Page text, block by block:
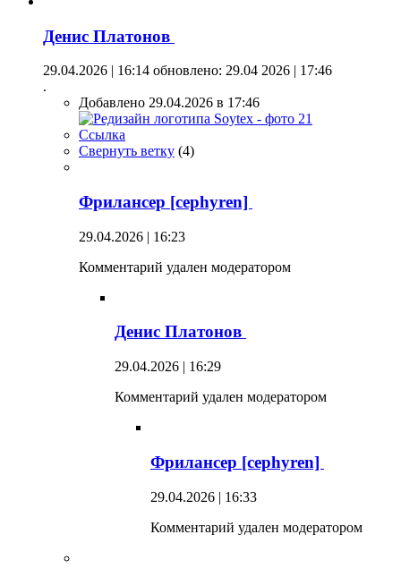
Денис Платонов
29.04.2026 | 16:14 обновлено: 29.04 2026 | 17:46
.
Добавлено 29.04.2026 в 17:46
Ссылка
Свернуть ветку (4)
Фрилансер [cephyren]
29.04.2026 | 16:23
Комментарий удален модератором
Денис Платонов
29.04.2026 | 16:29
Комментарий удален модератором
Фрилансер [cephyren]
29.04.2026 | 16:33
Комментарий удален модератором